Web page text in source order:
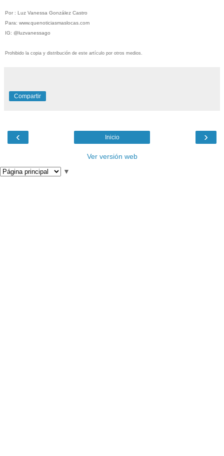
Por : Luz Vanessa González Castro
Para: www.quenoticiasmaslocas.com
IG: @luzvanessago
Prohibido la copia y distribución de este artículo por otros medios.
Compartir
‹ ›
Inicio
Ver versión web
▼